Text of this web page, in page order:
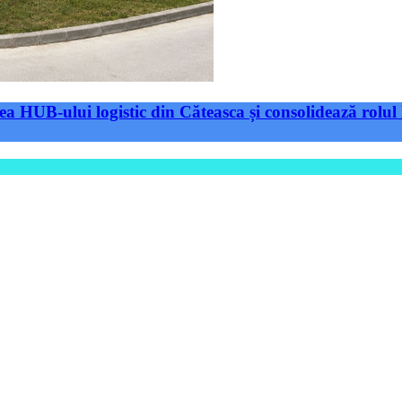
HUB-ului logistic din Căteasca și consolidează